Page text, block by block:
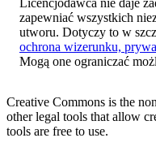
Licencjodawca nie daje
zapewniać wszystkich
utworu. Dotyczy to w
ochrona wizerunku,
Mogą one ograniczać
Creative Commons is the
other legal tools that allow
tools are free to use.